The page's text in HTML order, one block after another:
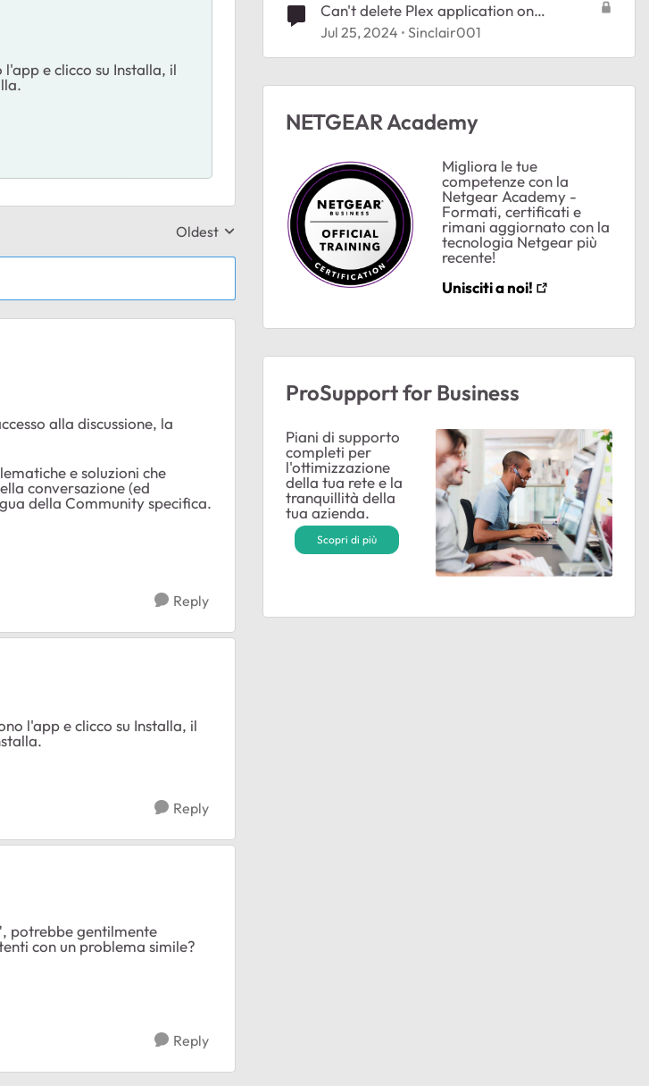
e clicco su Installa, il
Replies sorted by
Oldest
alla discussione, la
e soluzioni che
conversazione (ed
della Community specifica.
Reply
l'app e clicco su Installa, il
Reply
potrebbe gentilmente
con un problema simile?
Reply
Can't delete Plex application on
ReadyNAS 214
Jul 25, 2024 Sinclair001
NETGEAR Academy
Migliora le tue
competenze con la
Netgear Academy -
Formati, certificati e
rimani aggiornato con la
tecnologia Netgear più
recente!
Unisciti a noi!
ProSupport for Business
Piani di supporto
completi per
l'ottimizzazione
della tua rete e la
tranquillità della
tua azienda.
Scopri di più